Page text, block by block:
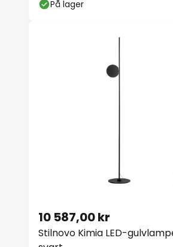
Stilnovo Kimia LED-gulvlampe,
svart
10 587,00 kr